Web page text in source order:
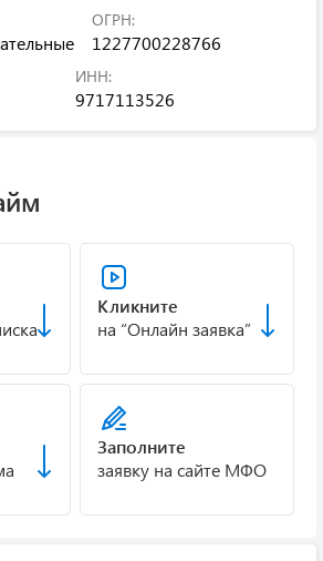
ОГРН:
1227700228766
ИНН:
9717113526
Кликните
на “Онлайн заявка”
Заполните
заявку на сайте МФО